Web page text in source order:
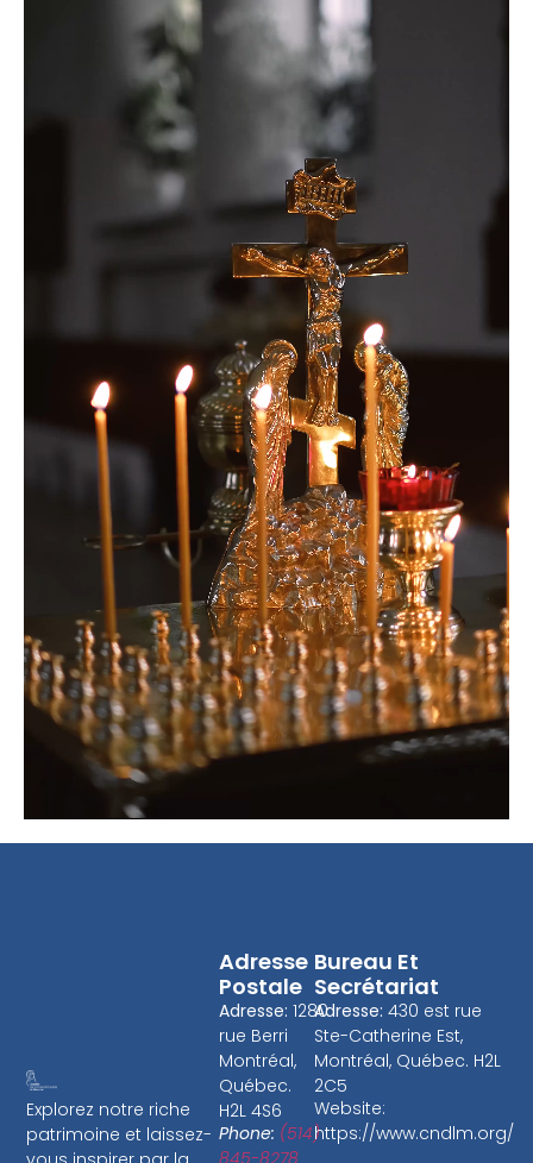
Explorez notre riche
patrimoine et laissez-
Adresse
Postale
Adresse: 1280
rue Berri
Montréal,
Québec.
H2L 4S6
Phone: (514)
Bureau Et
Secrétariat
Adresse: 430 est rue
Ste-Catherine Est,
Montréal, Québec. H2L
2C5
Website:
https://www.cndlm.org/